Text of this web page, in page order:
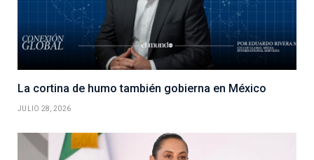
La cortina de humo también gobierna en México
JULIO 28, 2026